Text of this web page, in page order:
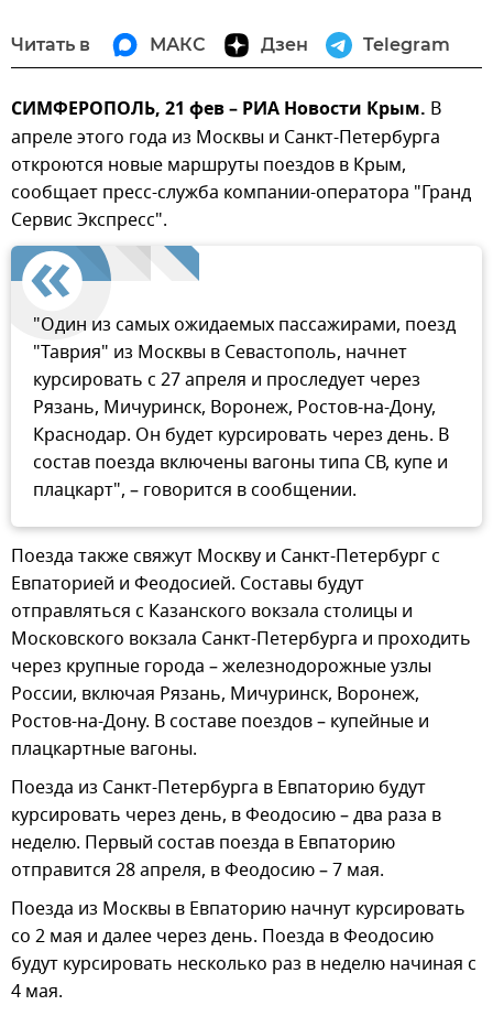
Читать в МАКС Дзен Telegram
СИМФЕРОПОЛЬ, 21 фев – РИА Новости Крым. В
апреле этого года из Москвы и Санкт-Петербурга
откроются новые маршруты поездов в Крым,
сообщает пресс-служба компании-оператора "Гранд
Сервис Экспресс".
"Один из самых ожидаемых пассажирами, поезд
"Таврия" из Москвы в Севастополь, начнет
курсировать с 27 апреля и проследует через
Рязань, Мичуринск, Воронеж, Ростов-на-Дону,
Краснодар. Он будет курсировать через день. В
состав поезда включены вагоны типа СВ, купе и
плацкарт", – говорится в сообщении.
Поезда также свяжут Москву и Санкт-Петербург с
Евпаторией и Феодосией. Составы будут
отправляться с Казанского вокзала столицы и
Московского вокзала Санкт-Петербурга и проходить
через крупные города – железнодорожные узлы
России, включая Рязань, Мичуринск, Воронеж,
Ростов-на-Дону. В составе поездов – купейные и
плацкартные вагоны.
Поезда из Санкт-Петербурга в Евпаторию будут
курсировать через день, в Феодосию – два раза в
неделю. Первый состав поезда в Евпаторию
отправится 28 апреля, в Феодосию – 7 мая.
Поезда из Москвы в Евпаторию начнут курсировать
со 2 мая и далее через день. Поезда в Феодосию
будут курсировать несколько раз в неделю начиная с
4 мая.